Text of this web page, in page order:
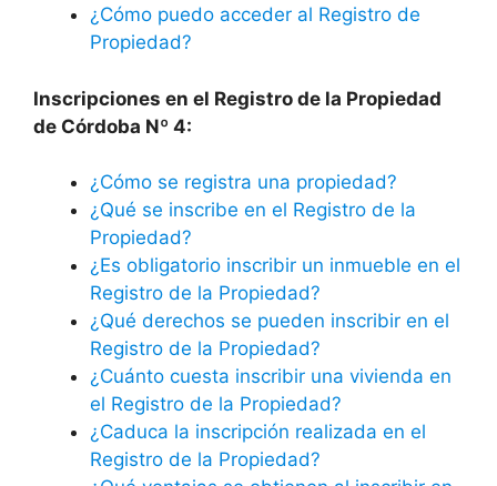
¿Cómo puedo acceder al Registro de
Propiedad?
Inscripciones en el Registro de la Propiedad
de Córdoba Nº 4:
¿Cómo se registra una propiedad?
¿Qué se inscribe en el Registro de la
Propiedad?
¿Es obligatorio inscribir un inmueble en el
Registro de la Propiedad?
¿Qué derechos se pueden inscribir en el
Registro de la Propiedad?
¿Cuánto cuesta inscribir una vivienda en
el Registro de la Propiedad?
¿Caduca la inscripción realizada en el
Registro de la Propiedad?